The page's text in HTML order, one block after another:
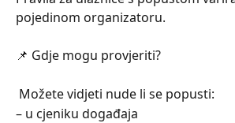
pojedinom organizatoru.
📌 Gdje mogu provjeriti?
Možete vidjeti nude li se popusti:
– u cjeniku događaja